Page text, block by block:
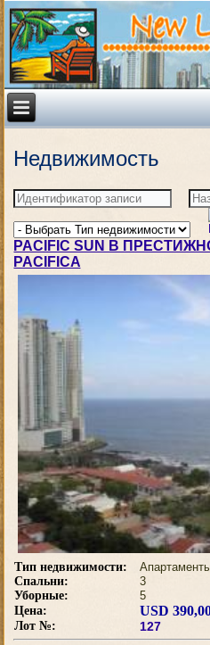
Недвижимость
PACIFIC SUN В
PACIFICA
Тип недвижимости:
Спальни:
3
Уборные:
5
Цена:
USD
Лот №:
127